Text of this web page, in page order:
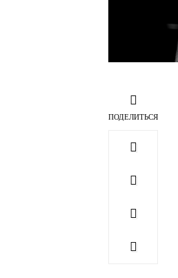
ПОДЕЛИТЬСЯ